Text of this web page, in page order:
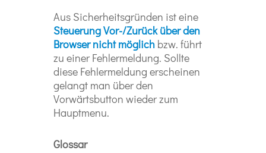
Aus Sicherheitsgründen ist eine
Steuerung Vor-/Zurück über den
Browser nicht möglichbzw. führt
zu einer Fehlermeldung. Sollte
diese Fehlermeldung erscheinen
gelangt man über den
Vorwärtsbutton wieder zum
Hauptmenu.
Glossar